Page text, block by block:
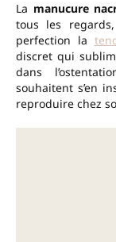
La manucure
tous les
perfection la
discret qui
dans
souhaitent s’en
reproduire chez